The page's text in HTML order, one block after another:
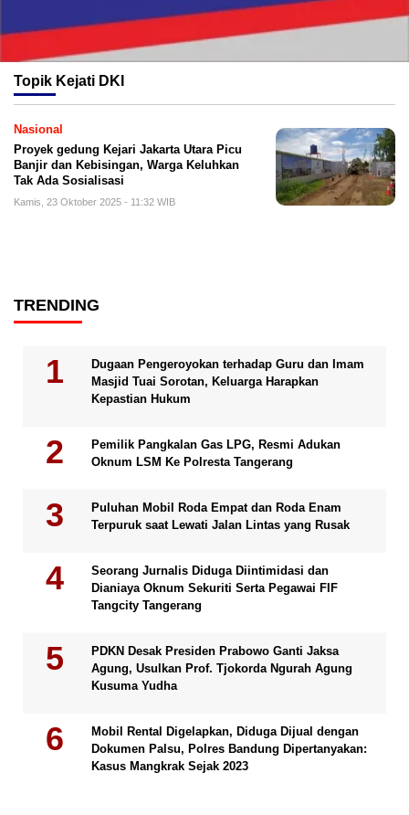
Topik Kejati DKI
Nasional
Proyek gedung Kejari Jakarta Utara Picu
Banjir dan Kebisingan, Warga Keluhkan
Tak Ada Sosialisasi
Kamis, 23 Oktober 2025 - 11:32 WIB
TRENDING
Dugaan Pengeroyokan terhadap Guru dan Imam
Masjid Tuai Sorotan, Keluarga Harapkan
Kepastian Hukum
Pemilik Pangkalan Gas LPG, Resmi Adukan
Oknum LSM Ke Polresta Tangerang
Puluhan Mobil Roda Empat dan Roda Enam
Terpuruk saat Lewati Jalan Lintas yang Rusak
Seorang Jurnalis Diduga Diintimidasi dan
Dianiaya Oknum Sekuriti Serta Pegawai FIF
Tangcity Tangerang
PDKN Desak Presiden Prabowo Ganti Jaksa
Agung, Usulkan Prof. Tjokorda Ngurah Agung
Kusuma Yudha
Mobil Rental Digelapkan, Diduga Dijual dengan
Dokumen Palsu, Polres Bandung Dipertanyakan:
Kasus Mangkrak Sejak 2023